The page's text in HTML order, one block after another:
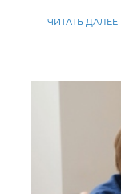
ЧИТАТЬ ДАЛЕЕ